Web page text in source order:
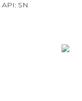
API: SN